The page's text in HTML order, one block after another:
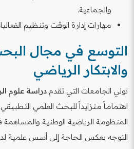
والجماعية.
مهارات إدارة الوقت وتنظيم
التوسع في مجال
والابتكار الرياضي
تولي الجامعات التي تقدم دراسة علوم
اهتماماً متزايداً للبحث العلمي التطبيقي
المنظومة الرياضية الوطنية والمساهمة
التوجه يعكس الحاجة إلى أسس علمية لدعم